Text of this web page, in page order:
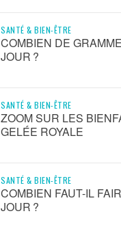
SANTÉ & BIEN-ÊTRE
COMBIEN DE
JOUR ?
SANTÉ & BIEN-ÊTRE
ZOOM SUR LES
GELÉE ROYALE
SANTÉ & BIEN-ÊTRE
COMBIEN FAUT-IL
JOUR ?